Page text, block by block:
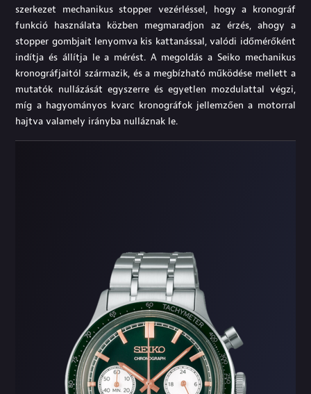
szerkezet mechanikus stopper vezérléssel, hogy a kronográf
funkció használata közben megmaradjon az érzés, ahogy a
stopper gombjait lenyomva kis kattanással, valódi időmérőként
indítja és állítja le a mérést. A megoldás a Seiko mechanikus
kronográfjaitól származik, és a megbízható működése mellett a
mutatók nullázását egyszerre és egyetlen mozdulattal végzi,
míg a hagyományos kvarc kronográfok jellemzően a motorral
hajtva valamely irányba nulláznak le.